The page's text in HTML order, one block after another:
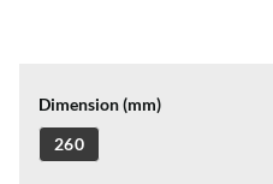
Dimension (mm)
260